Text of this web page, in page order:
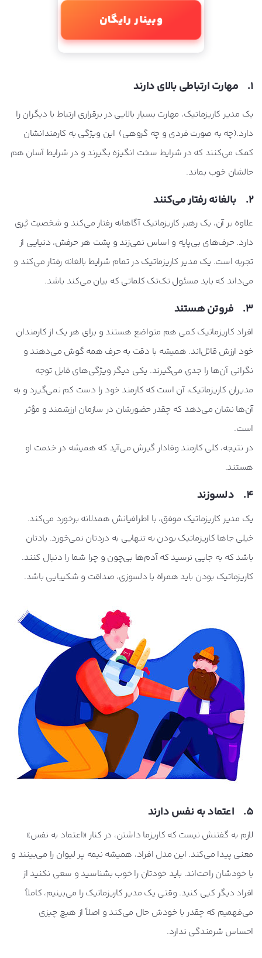
وبینار رایگان
1. مهارت ارتباطی بالای دارند
یک مدیر کاریزماتیک، مهارت بسیار بالایی در برقراری ارتباط با دیگران را
دارد.(چه به صورت فردی و چه گروهی) این ویژگی به کارمندانشان
کمک می‌کنند که در شرایط سخت انگیزه بگیرند و در شرایط آسان هم
حالشان خوب بماند.
2. بالغانه رفتار می‌کنند
علاوه بر آن، یک رهبر کاریزماتیک آگاهانه رفتار می‌کند و شخصیت پُری
دارد. حرف‌های بی‌پایه و اساس نمی‌زند و پشت هر حرفش، دنیایی از
تجربه است. یک مدیر کاریزماتیک در تمام شرایط بالغانه رفتار می‌کند و
می‌داند که باید مسئول تک‌تک کلماتی که بیان می‌کند باشد.
3. فروتن هستند
افراد کاریزماتیک کمی هم متواضع هستند و برای هر یک از کارمندان
خود ارزش قائل‌اند. همیشه با دقت به حرف همه گوش می‌دهند و
نگرانی آن‌ها را جدی می‌گیرند. یکی دیگر ویژگی‌های قابل توجه
مدیران کاریزماتیک، آن است که کارمند خود را دست کم نمی‌گیرد و به
آن‌ها نشان می‌دهد که چقدر حضورشان در سازمان ارزشمند و مؤثر
است.
در نتیجه، کلی کارمند وفادار گیرش می‌آید که همیشه در خدمت او
هستند.
4. دلسوزند
یک مدیر کاریزماتیک موفق، با اطرافیانش همدلانه برخورد می‌کند.
خیلی جاها کاریزماتیک بودن به تنهایی به دردتان نمی‌خورد. یادتان
باشد که به جایی نرسید که آدم‌ها بی‌چون و چرا شما را دنبال کنند.
کاریزماتیک بودن باید همراه با دلسوزی، صداقت و شکیبایی باشد.
5. اعتماد به نفس دارند
لازم به گفتنش نیست که کاریزما داشتن، در کنار «اعتماد به نفس»
معنی پیدا می‌کند. این مدل افراد، همیشه نیمه پر لیوان را می‌بینند و
با خودشان راحت‌اند. باید خودتان را خوب بشناسید و سعی نکنید از
افراد دیگر کپی کنید. وقتی یک مدیر کاریزماتیک را می‌بینیم، کاملاً
می‌فهمیم که چقدر با خودش حال می‌کند و اصلاً از هیچ چیزی
احساس شرمندگی ندارد.